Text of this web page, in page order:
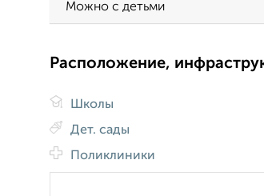
Можно с детьми
Расположение,
Школы
Дет. сады
Поликлиники